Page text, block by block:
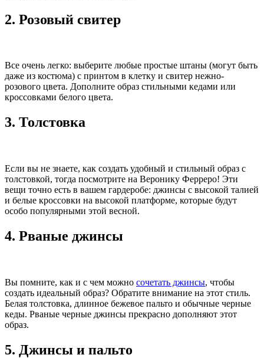
2. Розовый свитер
Все очень легко: выберите любые простые штаны (могут быть
даже из костюма) с принтом в клетку и свитер нежно-
розового цвета. Дополните образ стильными кедами или
кроссовками белого цвета.
3. Толстовка
Если вы не знаете, как создать удобный и стильный образ с
толстовкой, тогда посмотрите на Веронику Ферреро! Эти
вещи точно есть в вашем гардеробе: джинсы с высокой талией
и белые кроссовки на высокой платформе, которые будут
особо популярными этой весной.
4. Рваные джинсы
Вы помните, как и с чем можно сочетать джинсы, чтобы
создать идеальный образ? Обратите внимание на этот стиль.
Белая толстовка, длинное бежевое пальто и обычные черные
кеды. Рваные черные джинсы прекрасно дополняют этот
образ.
5. Джинсы и пальто